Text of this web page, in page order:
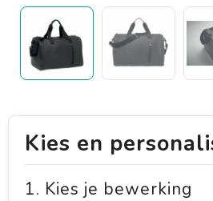
Kies en
1. Kies je bewerking